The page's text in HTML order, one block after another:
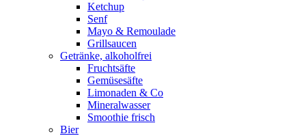
Ketchup
Senf
Mayo & Remoulade
Grillsaucen
Getränke, alkoholfrei
Fruchtsäfte
Gemüsesäfte
Limonaden & Co
Mineralwasser
Smoothie frisch
Bier